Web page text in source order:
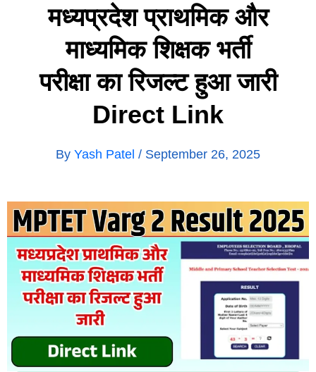
मध्यप्रदेश प्राथमिक और
माध्यमिक शिक्षक भर्ती
परीक्षा का रिजल्ट हुआ जारी
Direct Link
By Yash Patel / September 26, 2025